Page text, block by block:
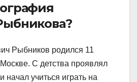
Рыбников родился 11
С детства проявлял
начал учиться играть на